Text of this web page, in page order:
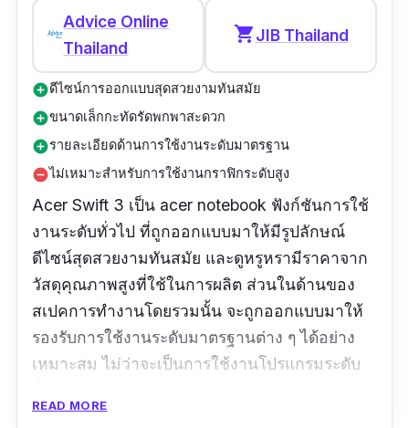
Advice Online
Thailand
shopping_cartJIB Thailand
add_circleดีไซน์การออกแบบสุดสวยงามทันสมัย
add_circleขนาดเล็กกะทัดรัดพกพาสะดวก
add_circleรายละเอียดด้านการใช้งานระดับมาตรฐาน
remove_circleไม่เหมาะสำหรับการใช้งานกราฟิกระดับสูง
Acer Swift 3 เป็น acer notebook ฟังก์ชันการใช้
งานระดับทั่วไป ที่ถูกออกแบบมาให้มีรูปลักษณ์
ดีไซน์สุดสวยงามทันสมัย และดูหรูหรามีราคาจาก
วัสดุคุณภาพสูงที่ใช้ในการผลิต ส่วนในด้านของ
สเปคการทำงานโดยรวมนั้น จะถูกออกแบบมาให้
รองรับการใช้งานระดับมาตรฐานต่าง ๆ ได้อย่าง
เหมาะสม ไม่ว่าจะเป็นการใช้งานโปรแกรมระดับ
ทั่วไป ยิ่งไปกว่านั้นในด้านของความปลอดภัยใน
READ MORE